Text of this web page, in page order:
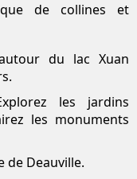
de collines et
du lac Xuan
les jardins
les monuments
de Deauville.